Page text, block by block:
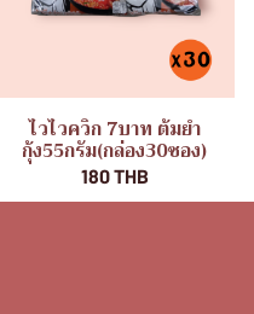
ไวไวควิก 7บาท ต้มยำ
กุ้ง55กรัม(กล่อง30ซอง)
180 THB